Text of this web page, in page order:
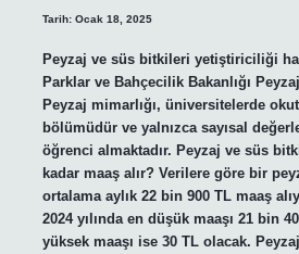
Tarih: Ocak 18, 2025
Peyzaj ve süs bitkileri yetiştiriciliği
Parklar ve Bahçecilik Bakanlığı
Peyzaj mimarlığı, üniversitelerde
bölümüdür ve yalnızca sayısal
öğrenci almaktadır. Peyzaj ve süs
kadar maaş alır? Verilere göre bir
ortalama aylık 22 bin 900 TL maaş
2024 yılında en düşük maaşı 21 bin
yüksek maaşı ise 30 TL olacak.